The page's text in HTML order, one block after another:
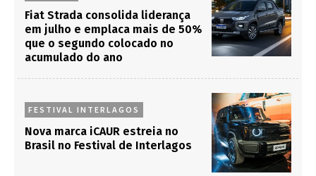
Fiat Strada consolida liderança
em julho e emplaca mais de 50%
que o segundo colocado no
acumulado do ano
FESTIVAL INTERLAGOS
Nova marca iCAUR estreia no
Brasil no Festival de Interlagos